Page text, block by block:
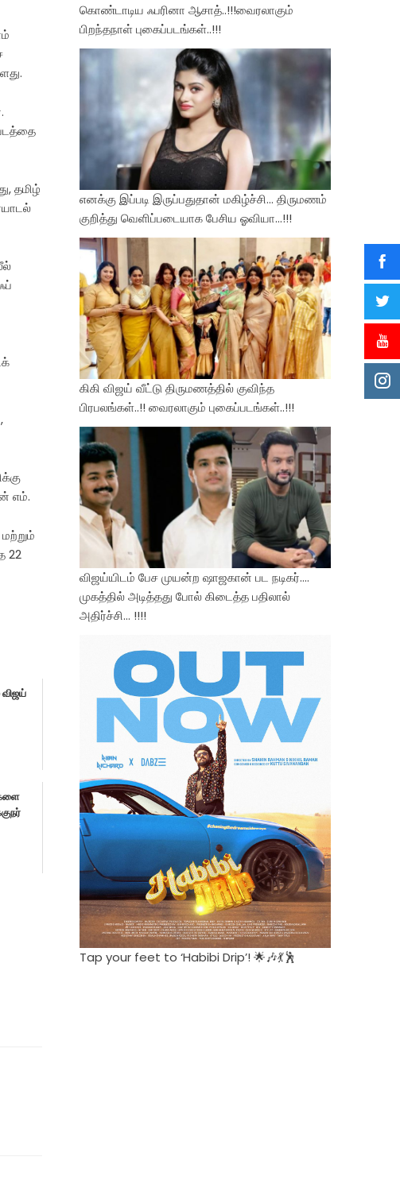
தமிழ்
எம்.
22
கொண்டாடிய ஃபரினா ஆசாத்..!!!வைரலாகும்
பிறந்தநாள் புகைப்படங்கள்..!!!
எனக்கு இப்படி இருப்பதுதான் மகிழ்ச்சி… திருமணம்
குறித்து வெளிப்படையாக பேசிய ஓவியா…!!!
கிகி விஜய் வீட்டு திருமணத்தில் குவிந்த
பிரபலங்கள்..!! வைரலாகும் புகைப்படங்கள்..!!!
விஜய்யிடம் பேச முயன்ற ஷாஜகான் பட நடிகர்….
முகத்தில் அடித்தது போல் கிடைத்த பதிலால்
அதிர்ச்சி… !!!!
Tap your feet to ‘Habibi Drip’! 🌟🎶💃🕺